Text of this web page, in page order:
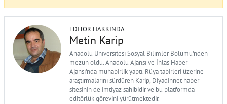
EDITÖR HAKKINDA
Metin Karip
Anadolu Üniversitesi Sosyal Bilimler Bölümü'nden
mezun oldu. Anadolu Ajansı ve İhlas Haber
Ajansı'nda muhabirlik yaptı. Rüya tabirleri üzerine
araştırmalarını sürdüren Karip, Diyadinnet haber
sitesinin de imtiyaz sahibidir ve bu platformda
editörlük görevini yürütmektedir.